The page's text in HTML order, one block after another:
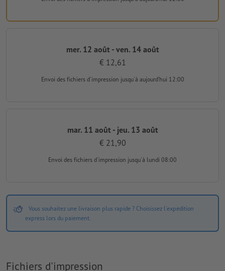
mer. 12 août - ven. 14 août
€ 12,61
Envoi des fichiers d'impression jusqu'à aujourd’hui 12:00
mar. 11 août - jeu. 13 août
€ 21,90
Envoi des fichiers d'impression jusqu'à lundi 08:00
Vous souhaitez une livraison plus rapide ? Choisissez l'expédition
express lors du paiement.
Fichiers d'impression